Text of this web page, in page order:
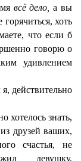
всё дело,а вы
хоть
что если б
говорю о
удивлением
действительно
хотелось знать,
друзей ваших,
счастья, не
девушку,